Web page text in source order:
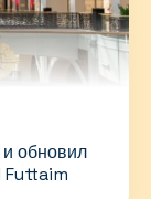
обновил
Futtaim